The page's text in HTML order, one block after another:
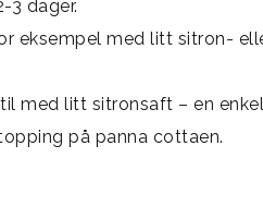
3 dager.
eksempel med litt sitron-
med litt sitronsaft – en
på panna cottaen.